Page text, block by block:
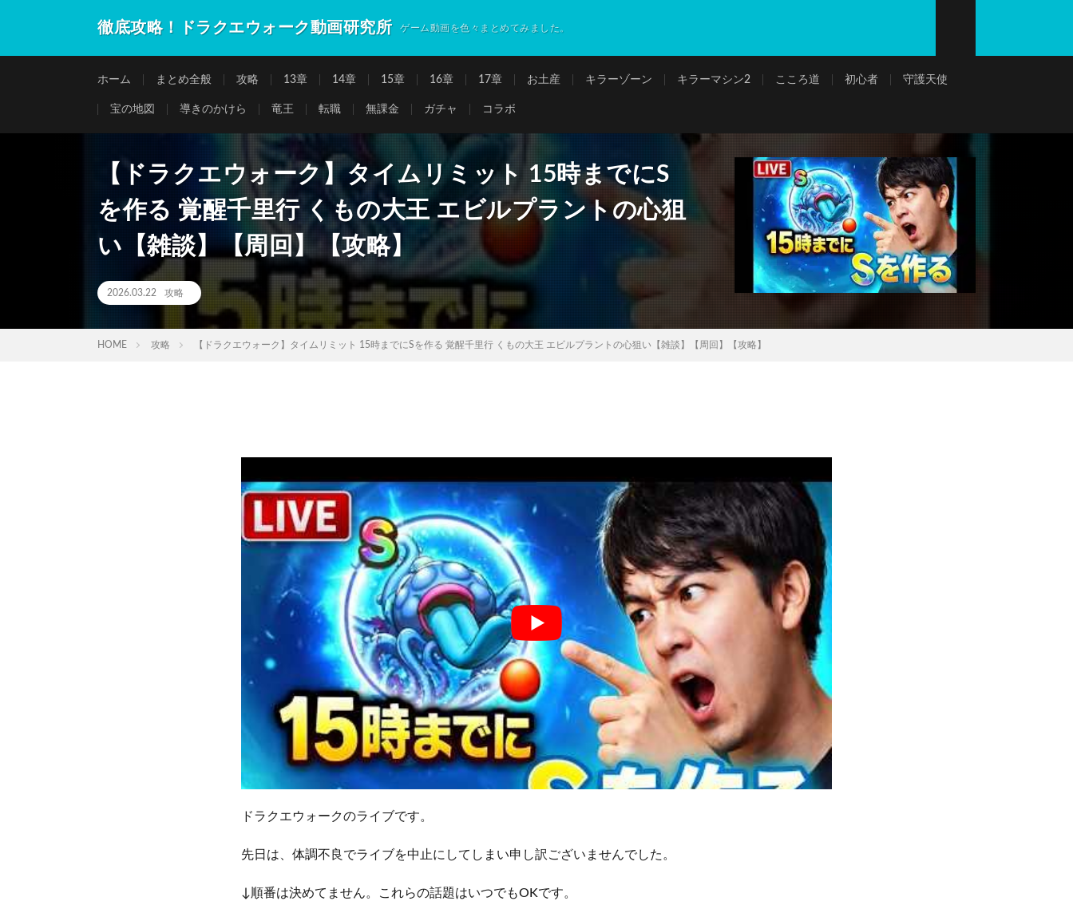
徹底攻略！ドラクエウォーク動画研究所 ゲーム動画を色々まとめてみました。
ホーム まとめ全般 攻略 13章 14章 15章 16章 17章 お土産 キラーゾーン キラーマシン2 こころ道 初心者 守護天使
宝の地図 導きのかけら 竜王 転職 無課金 ガチャ コラボ
【ドラクエウォーク】タイムリミット 15時までにS
を作る 覚醒千里行 くもの大王 エビルプラントの心狙
い【雑談】【周回】【攻略】
2026.03.22 攻略
HOME 攻略 【ドラクエウォーク】タイムリミット 15時までにSを作る 覚醒千里行 くもの大王 エビルプラントの心狙い【雑談】【周回】【攻略】
ドラクエウォークのライブです。
先日は、体調不良でライブを中止にしてしまい申し訳ございませんでした。
↓順番は決めてません。これらの話題はいつでもOKです。